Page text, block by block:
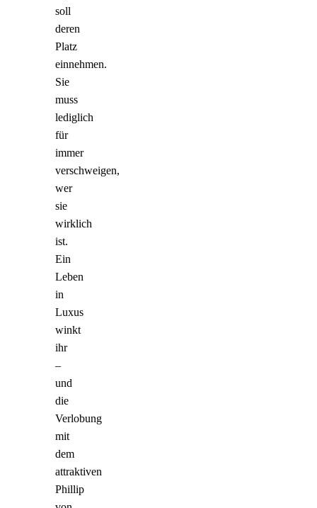
soll
deren
Platz
einnehmen.
Sie
muss
lediglich
für
immer
verschweigen,
wer
sie
wirklich
ist.
Ein
Leben
in
Luxus
winkt
ihr
–
und
die
Verlobung
mit
dem
attraktiven
Phillip